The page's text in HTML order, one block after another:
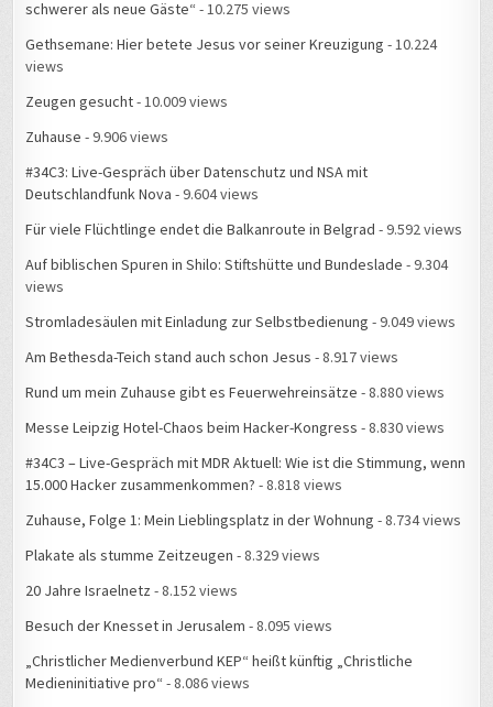
schwerer als neue Gäste“ - 10.275 views
Gethsemane: Hier betete Jesus vor seiner Kreuzigung - 10.224
views
Zeugen gesucht- 10.009 views
Zuhause - 9.906 views
#34C3: Live-Gespräch über Datenschutz und NSA mit
Deutschlandfunk Nova - 9.604 views
Für viele Flüchtlinge endet die Balkanroute in Belgrad - 9.592 views
Auf biblischen Spuren in Shilo: Stiftshütte und Bundeslade - 9.304
views
Stromladesäulen mit Einladung zur Selbstbedienung - 9.049 views
Am Bethesda-Teich stand auch schon Jesus - 8.917 views
Rund um mein Zuhause gibt es Feuerwehreinsätze - 8.880 views
Messe Leipzig Hotel-Chaos beim Hacker-Kongress - 8.830 views
#34C3 – Live-Gespräch mit MDR Aktuell: Wie ist die Stimmung, wenn
15.000 Hacker zusammenkommen? - 8.818 views
Zuhause, Folge 1: Mein Lieblingsplatz in der Wohnung - 8.734 views
Plakate als stumme Zeitzeugen - 8.329 views
20 Jahre Israelnetz - 8.152 views
Besuch der Knesset in Jerusalem - 8.095 views
„Christlicher Medienverbund KEP“ heißt künftig „Christliche
Medieninitiative pro“ - 8.086 views